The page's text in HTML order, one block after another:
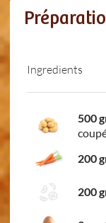
Ingredients
500
200
200